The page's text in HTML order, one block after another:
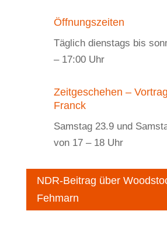
Öffnungszeiten
Täglich dienstags bis
– 17:00 Uhr
Zeitgeschehen –
Franck
Samstag 23.9 und
von 17 – 18 Uhr
NDR-Beitrag über
Fehmarn